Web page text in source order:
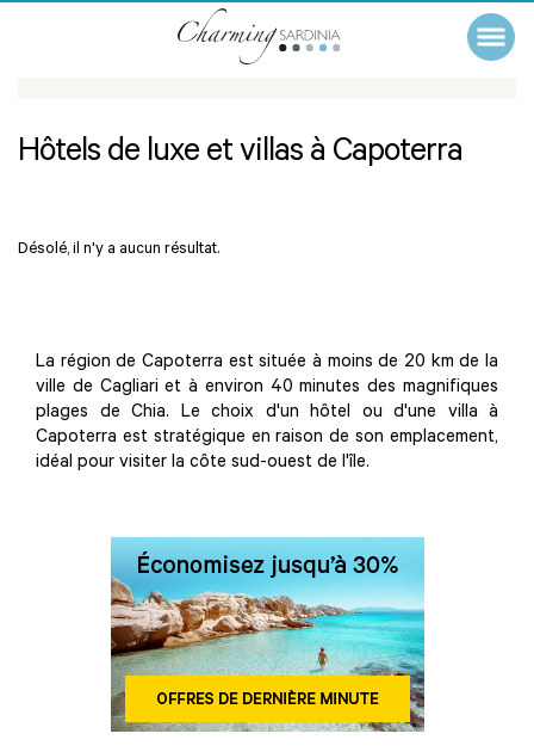
Hôtels de luxe et villas à Capoterra
Désolé, il n'y a aucun résultat.
La région de Capoterra est située à moins de 20 km de la
ville de Cagliari et à environ 40 minutes des magnifiques
plages de Chia. Le choix d'un hôtel ou d'une villa à
Capoterra est stratégique en raison de son emplacement,
idéal pour visiter la côte sud-ouest de l'île.